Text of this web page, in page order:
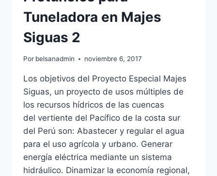
Tuneladora en Majes
Siguas 2
Por belsanadmin noviembre 6, 2017
Los objetivos del Proyecto Especial Majes
Siguas, un proyecto de usos múltiples de
los recursos hídricos de las cuencas
del vertiente del Pacífico de la costa sur
del Perú son: Abastecer y regular el agua
para el uso agrícola y urbano. Generar
energía eléctrica mediante un sistema
hidráulico. Dinamizar la economía regional,